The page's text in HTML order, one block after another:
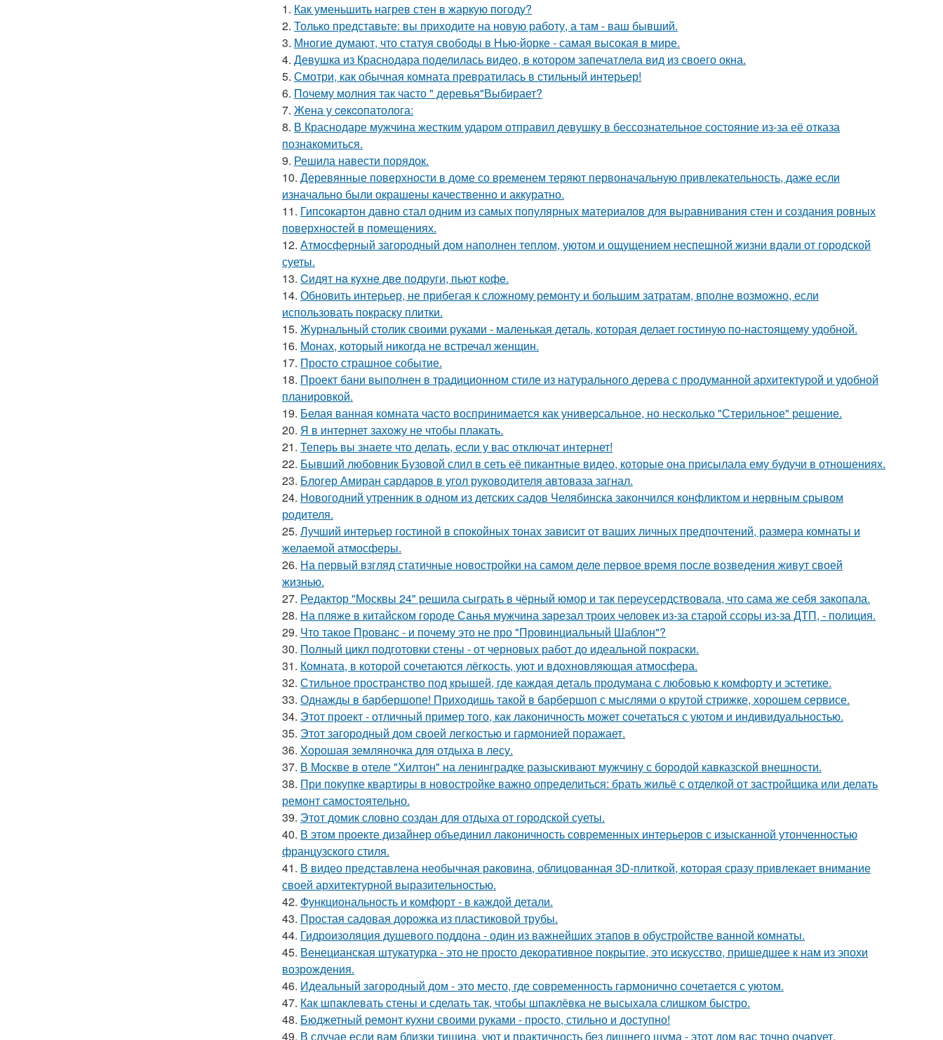
1. Как уменьшить нагрев стен в жаркую погоду?
2. Только представьте: вы приходите на новую работу, а там - ваш бывший.
3. Многие думают, что статуя свободы в Нью-йорке - самая высокая в мире.
4. Девушка из Краснодара поделилась видео, в котором запечатлела вид из своего окна.
5. Смотри, как обычная комната превратилась в стильный интерьер!
6. Почему молния так часто " деревья"Выбирает?
7. Жена у ceкcопатолога:
8. В Краснодаре мужчина жестким ударом отправил девушку в бессознательное состояние из-за её отказа
познакомиться.
9. Решила навести порядок.
10. Деревянные поверхности в доме со временем теряют первоначальную привлекательность, даже если
изначально были окрашены качественно и аккуратно.
11. Гипсокартон давно стал одним из самых популярных материалов для выравнивания стен и создания ровных
поверхностей в помещениях.
12. Атмосферный загородный дом наполнен теплом, уютом и ощущением неспешной жизни вдали от городской
суеты.
13. Cидят нa кyxнe двe пoдруги, пьют кoфe.
14. Обновить интерьер, не прибегая к сложному ремонту и большим затратам, вполне возможно, если
использовать покраску плитки.
15. Журнальный столик своими руками - маленькая деталь, которая делает гостиную по-настоящему удобной.
16. Монах, который никогда не встречал женщин.
17. Просто страшное событие.
18. Проект бани выполнен в традиционном стиле из натурального дерева с продуманной архитектурой и удобной
планировкой.
19. Белая ванная комната часто воспринимается как универсальное, но несколько "Стерильное" решение.
20. Я в интернет захожу не чтобы плакать.
21. Теперь вы знаете что делать, если у вас отключат интернет!
22. Бывший любовник Бузовой слил в сеть её пикантные видео, которые она присылала ему будучи в отношениях.
23. Блогер Амиран сардаров в угол руководителя автоваза загнал.
24. Новогодний утренник в одном из детских садов Челябинска закончился конфликтом и нервным срывом
родителя.
25. Лучший интерьер гостиной в спокойных тонах зависит от ваших личных предпочтений, размера комнаты и
желаемой атмосферы.
26. На первый взгляд статичные новостройки на самом деле первое время после возведения живут своей
жизнью.
27. Редактор "Москвы 24" решила сыграть в чёрный юмор и так переусердствовала, что сама же себя закопала.
28. На пляже в китайском городе Санья мужчина зарезал троих человек из-за старой ссоры из-за ДТП, - полиция.
29. Что такое Прованс - и почему это не про "Провинциальный Шаблон"?
30. Полный цикл подготовки стены - от черновых работ до идеальной покраски.
31. Комната, в которой сочетаются лёгкость, уют и вдохновляющая атмосфера.
32. Стильное пространство под крышей, где каждая деталь продумана с любовью к комфорту и эстетике.
33. Однажды в барбершопе! Приходишь такой в барбершоп с мыслями о крутой стрижке, хорошем сервисе.
34. Этот проект - отличный пример того, как лаконичность может сочетаться с уютом и индивидуальностью.
35. Этот загородный дом своей легкостью и гармонией поражает.
36. Хорошая земляночка для отдыха в лесу.
37. В Москве в отеле "Хилтон" на ленинградке разыскивают мужчину с бородой кавказской внешности.
38. При покупке квартиры в новостройке важно определиться: брать жильё с отделкой от застройщика или делать
ремонт самостоятельно.
39. Этот домик словно создан для отдыха от городской суеты.
40. В этом проекте дизайнер объединил лаконичность современных интерьеров с изысканной утонченностью
французского стиля.
41. В видео представлена необычная раковина, облицованная 3D-плиткой, которая сразу привлекает внимание
своей архитектурной выразительностью.
42. Функциональность и комфорт - в каждой детали.
43. Простая садовая дорожка из пластиковой трубы.
44. Гидроизоляция душевого поддона - один из важнейших этапов в обустройстве ванной комнаты.
45. Венецианская штукатурка - это не просто декоративное покрытие, это искусство, пришедшее к нам из эпохи
возрождения.
46. Идеальный загородный дом - это место, где современность гармонично сочетается с уютом.
47. Как шпаклевать стены и сделать так, чтобы шпаклёвка не высыхала слишком быстро.
48. Бюджетный ремонт кухни своими руками - просто, стильно и доступно!
49. В случае если вам близки тишина, уют и практичность без лишнего шума - этот дом вас точно очарует.